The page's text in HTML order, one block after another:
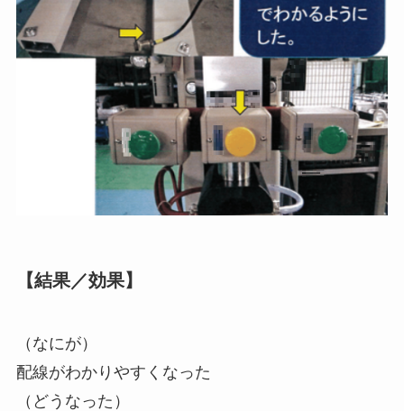
【結果／効果】
（なにが）
配線がわかりやすくなった
（どうなった）